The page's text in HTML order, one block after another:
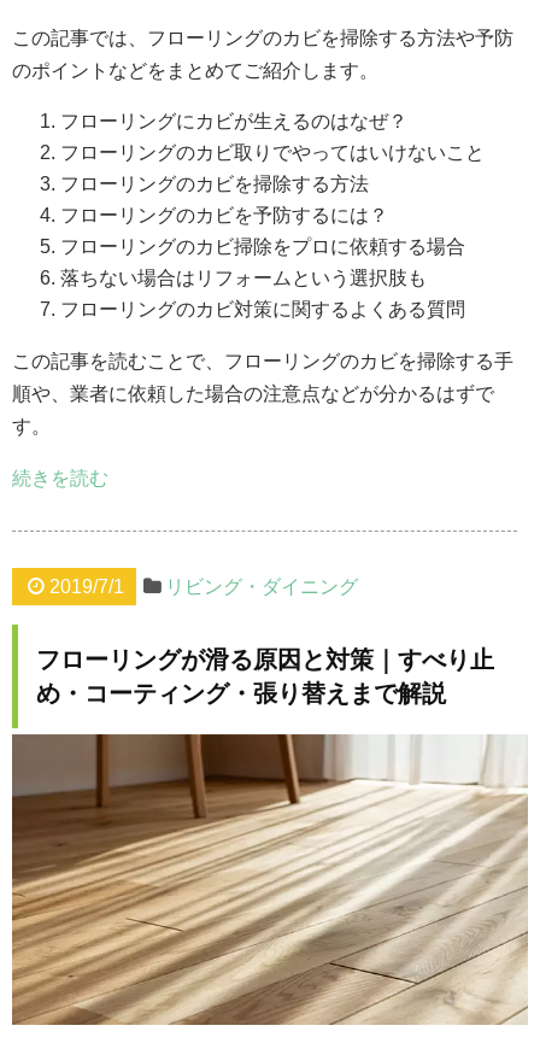
この記事では、フローリングのカビを掃除する方法や予防
のポイントなどをまとめてご紹介します。
フローリングにカビが生えるのはなぜ？
フローリングのカビ取りでやってはいけないこと
フローリングのカビを掃除する方法
フローリングのカビを予防するには？
フローリングのカビ掃除をプロに依頼する場合
落ちない場合はリフォームという選択肢も
フローリングのカビ対策に関するよくある質問
この記事を読むことで、フローリングのカビを掃除する手
順や、業者に依頼した場合の注意点などが分かるはずで
す。
続きを読む
2019/7/1 リビング・ダイニング
フローリングが滑る原因と対策｜すべり止
め・コーティング・張り替えまで解説